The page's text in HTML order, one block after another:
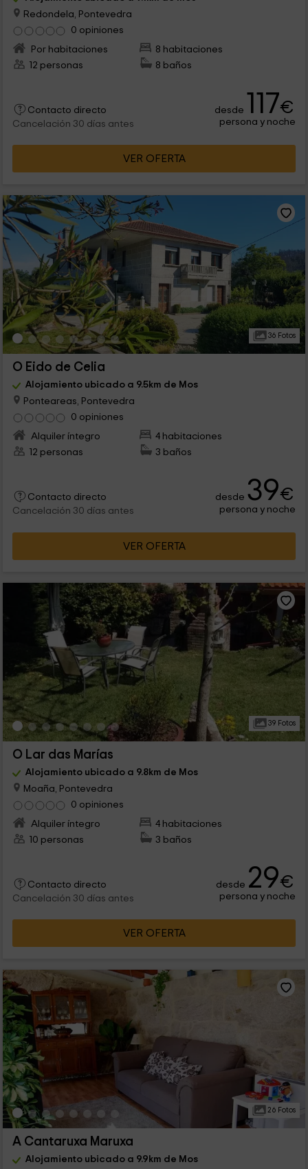
Redondela, Pontevedra
0 opiniones
Por habitaciones
8 habitaciones
12 personas
8 baños
Contacto directo
Cancelación 30 días antes
desde 117€
persona y noche
VER OFERTA
36 Fotos
O Eido de Celia
Alojamiento ubicado a 9.5km de Mos
Ponteareas, Pontevedra
0 opiniones
Alquiler íntegro
4 habitaciones
12 personas
3 baños
Contacto directo
Cancelación 30 días antes
desde 39€
persona y noche
VER OFERTA
39 Fotos
O Lar das Marías
Alojamiento ubicado a 9.8km de Mos
Moaña, Pontevedra
0 opiniones
Alquiler íntegro
4 habitaciones
10 personas
3 baños
Contacto directo
Cancelación 30 días antes
desde 29€
persona y noche
VER OFERTA
26 Fotos
A Cantaruxa Maruxa
Alojamiento ubicado a 9.9km de Mos